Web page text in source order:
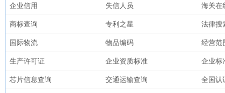
企业信用 失信人员 海关在
商标查询 专利之星 法律搜
国际物流 物品编码 经营范
生产许可证 企业资质标准 企业标
芯片信息查询 交通运输查询 全国认